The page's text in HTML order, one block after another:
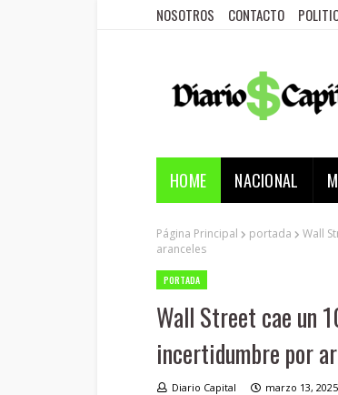
NOSOTROS CONTACTO
HOME NACIONAL
Página Principal portada
Wall
aranceles
PORTADA
Wall Street cae un
incertidumbre por
Diario Capital marzo 13, 2025